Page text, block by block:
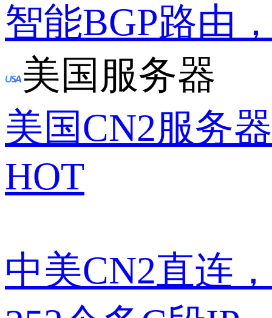
智能BGP路由
美国服务器
美国CN2服务器
HOT
中美CN2直连